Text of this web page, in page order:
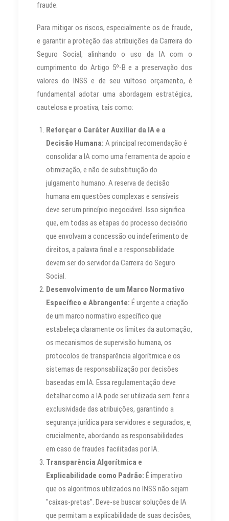
fraude.
Para mitigar os riscos, especialmente os de fraude,
e garantir a proteção das atribuições da Carreira do
Seguro Social, alinhando o uso da IA com o
cumprimento do Artigo 5º-B e a preservação dos
valores do INSS e de seu vultoso orçamento, é
fundamental adotar uma abordagem estratégica,
cautelosa e proativa, tais como:
Reforçar o Caráter Auxiliar da IA e a
Decisão Humana: A principal recomendação é
consolidar a IA como uma ferramenta de apoio e
otimização, e não de substituição do
julgamento humano. A reserva de decisão
humana em questões complexas e sensíveis
deve ser um princípio inegociável. Isso significa
que, em todas as etapas do processo decisório
que envolvam a concessão ou indeferimento de
direitos, a palavra final e a responsabilidade
devem ser do servidor da Carreira do Seguro
Social.
Desenvolvimento de um Marco Normativo
Específico e Abrangente: É urgente a criação
de um marco normativo específico que
estabeleça claramente os limites da automação,
os mecanismos de supervisão humana, os
protocolos de transparência algorítmica e os
sistemas de responsabilização por decisões
baseadas em IA. Essa regulamentação deve
detalhar como a IA pode ser utilizada sem ferir a
exclusividade das atribuições, garantindo a
segurança jurídica para servidores e segurados, e,
crucialmente, abordando as responsabilidades
em caso de fraudes facilitadas por IA.
Transparência Algorítmica e
Explicabilidade como Padrão: É imperativo
que os algoritmos utilizados no INSS não sejam
"caixas-pretas". Deve-se buscar soluções de IA
que permitam a explicabilidade de suas decisões,